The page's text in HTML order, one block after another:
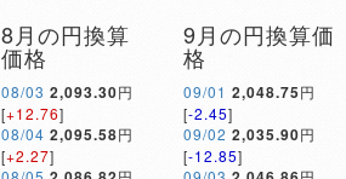
8月の円換算
価格
08/03 2,093.30円
[+12.76]
08/04 2,095.58円
[+2.27]
9月の円換算価
格
09/01 2,048.75円
[-2.45]
09/02 2,035.90円
[-12.85]